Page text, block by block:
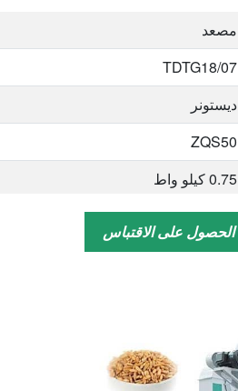
2-3 طن/ساعة
0.75 كيلو واط
مصعد
TDTG18/07
ديستونر
ZQS50
0.75 كيلو واط
الرامي
4-72
TDTG18/07*2
الحصول على الاقتباس